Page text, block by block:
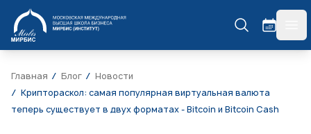
МИРБИС
Главная Блог
Новости
Криптораскол: самая популярная виртуальная валюта
теперь существует в двух форматах - Bitcoin и Bitcoin Cash